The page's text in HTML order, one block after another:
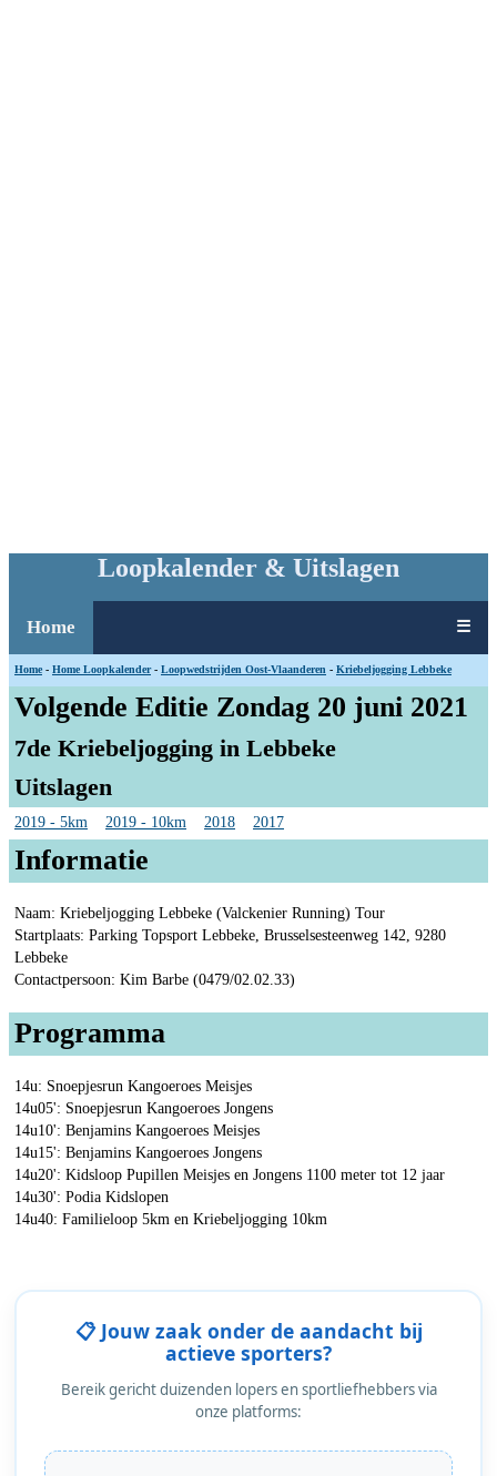
Loopkalender & Uitslagen
Home ☰
Home - Home Loopkalender- Loopwedstrijden Oost-Vlaanderen - Kriebeljogging Lebbeke
Volgende Editie Zondag 20 juni 2021
7de Kriebeljogging in Lebbeke
Uitslagen
2019 - 5km 2019 - 10km 2018 2017
Informatie
Naam: Kriebeljogging Lebbeke (Valckenier Running) Tour
Startplaats: Parking Topsport Lebbeke, Brusselsesteenweg 142, 9280
Lebbeke
Contactpersoon: Kim Barbe (0479/02.02.33)
Programma
14u: Snoepjesrun Kangoeroes Meisjes
14u05': Snoepjesrun Kangoeroes Jongens
14u10': Benjamins Kangoeroes Meisjes
14u15': Benjamins Kangoeroes Jongens
14u20': Kidsloop Pupillen Meisjes en Jongens 1100 meter tot 12 jaar
14u30': Podia Kidslopen
14u40: Familieloop 5km en Kriebeljogging 10km
📋 Jouw zaak onder de aandacht bij
actieve sporters?
Bereik gericht duizenden lopers en sportliefhebbers via
onze platforms: